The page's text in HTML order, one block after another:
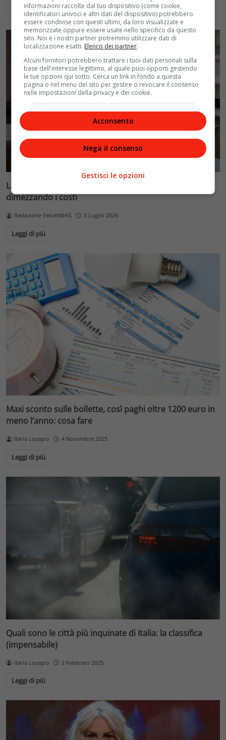
Leggi di più
La Fenice di Chiara Ferragni: come ha evitato il crollo
dimezzando i costi
Redazione VelvetMAG 3 Luglio 2026
Leggi di più
Maxi sconto sulle bollette, così paghi oltre 1200 euro in
meno l’anno: cosa fare
Ilaria Losapio 4 Novembre 2025
Leggi di più
Quali sono le città più inquinate di Italia: la classifica
(impensabile)
Ilaria Losapio 2 Febbraio 2025
Leggi di più
informazioni raccolte dal tuo dispositivo (come cookie,
identificatori univoci e altri dati del dispositivo) potrebbero
essere condivise con questi ultimi, da loro visualizzate e
memorizzate oppure essere usate nello specifico da questo
sito. Noi e i nostri partner potremmo utilizzare dati di
localizzazione esatti. Elenco dei partner.
Alcuni fornitori potrebbero trattare i tuoi dati personali sulla
base dell'interesse legittimo, al quale puoi opporti gestendo
le tue opzioni qui sotto. Cerca un link in fondo a questa
pagina o nel menu del sito per gestire o revocare il consenso
nelle impostazioni della privacy e dei cookie.
Acconsento
Nega il consenso
Gestisci le opzioni